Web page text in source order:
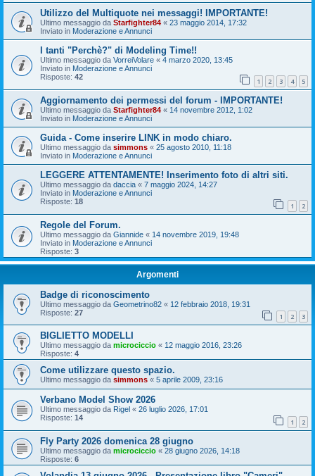
Utilizzo del Multiquote nei messaggi! IMPORTANTE!
Ultimo messaggio da Starfighter84 « 23 maggio 2014, 17:32
Inviato in Moderazione e Annunci
I tanti "Perchè?" di Modeling Time!!
Ultimo messaggio da VorreiVolare « 4 marzo 2020, 13:45
Inviato in Moderazione e Annunci
Risposte: 42 1 2 3 4 5
Aggiornamento dei permessi del forum - IMPORTANTE!
Ultimo messaggio da Starfighter84 « 14 novembre 2012, 1:02
Inviato in Moderazione e Annunci
Guida - Come inserire LINK in modo chiaro.
Ultimo messaggio da simmons « 25 agosto 2010, 11:18
Inviato in Moderazione e Annunci
LEGGERE ATTENTAMENTE! Inserimento foto di altri siti.
Ultimo messaggio da daccia « 7 maggio 2024, 14:27
Inviato in Moderazione e Annunci
Risposte: 18 1 2
Regole del Forum.
Ultimo messaggio da Giannide « 14 novembre 2019, 19:48
Inviato in Moderazione e Annunci
Risposte: 3
Argomenti
Badge di riconoscimento
Ultimo messaggio da Geometrino82 « 12 febbraio 2018, 19:31
Risposte: 27 1 2 3
BIGLIETTO MODELLI
Ultimo messaggio da microciccio « 12 maggio 2016, 23:26
Risposte: 4
Come utilizzare questo spazio.
Ultimo messaggio da simmons « 5 aprile 2009, 23:16
Verbano Model Show 2026
Ultimo messaggio da Rigel « 26 luglio 2026, 17:01
Risposte: 14 1 2
Fly Party 2026 domenica 28 giugno
Ultimo messaggio da microciccio « 28 giugno 2026, 14:18
Risposte: 6